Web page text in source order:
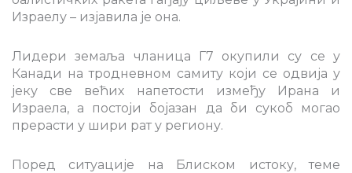
Израелу – изјавила је она.
Лидери земаља чланица Г7 окупили су се у
Канади на тродневном самиту који се одвија у
јеку све већих напетости између Ирана и
Израела, а постоји бојазан да би сукоб могао
прерасти у шири рат у региону.
Поред ситуације на Блиском истоку, теме